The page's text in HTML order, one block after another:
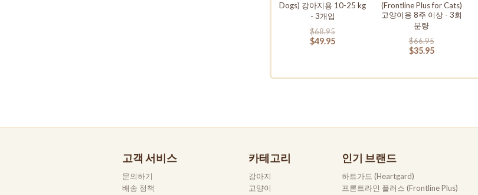
Dogs) 강아지용 10-25 kg
- 3개입
$68.95
$49.95
(Frontline Plus for Cats)
고양이용 8주 이상 - 3회
분량
$66.95
$35.95
고객 서비스
문의하기
배송 정책
카테고리
강아지
고양이
인기 브랜드
하트가드 (Heartgard)
프론트라인 플러스 (Frontline Plus)